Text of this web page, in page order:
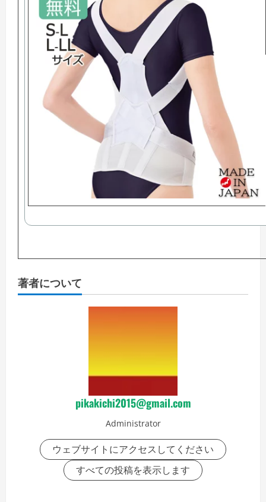
著者について
pikakichi2015@gmail.com
Administrator
ウェブサイトにアクセスしてください
すべての投稿を表示します